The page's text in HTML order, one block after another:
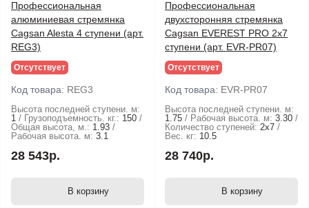
Профессиональная
алюминиевая стремянка
Cagsan Alesta 4 ступени (арт.
REG3)
Отсутствует
Код товара: REG3
Высота последней ступени. м:
1
Грузоподъемность. кг.: 150
Общая высота, м.: 1.93
Рабочая высота. м: 3.1
28 543р.
В корзину
Профессиональная
двухсторонняя стремянка
Cagsan EVEREST PRO 2х7
ступени (арт. EVR-PR07)
Отсутствует
Код товара: EVR-PR07
Высота последней ступени. м:
1.75
Рабочая высота. м: 3.30
Количество ступеней: 2х7
Вес. кг: 10.5
28 740р.
В корзину